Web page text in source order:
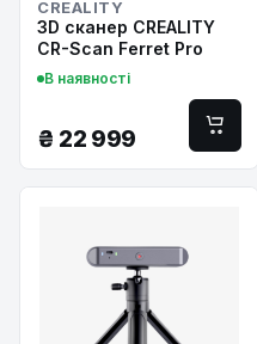
CREALITY
3D сканер CREALITY
CR-Scan Ferret Pro
В наявності
₴ 22 999